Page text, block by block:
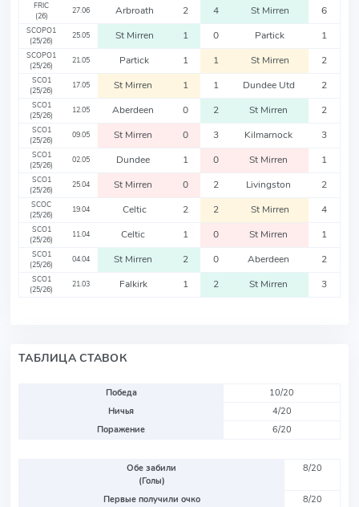
FRIC
(26)
27.06 Arbroath 2 4 St Mirren 6
SCOPO1
(25/26)
25.05 St Mirren 1 0 Partick 1
SCOPO1
(25/26)
21.05 Partick 1 1 St Mirren 2
SCO1
(25/26)
17.05 St Mirren 1 1 Dundee Utd 2
SCO1
(25/26)
12.05 Aberdeen 0 2 St Mirren 2
SCO1
(25/26)
09.05 St Mirren 0 3 Kilmarnock 3
SCO1
(25/26)
02.05 Dundee 1 0 St Mirren 1
SCO1
(25/26)
25.04 St Mirren 0 2 Livingston 2
SCOC
(25/26)
19.04 Celtic 2 2 St Mirren 4
SCO1
(25/26)
11.04 Celtic 1 0 St Mirren 1
SCO1
(25/26)
04.04 St Mirren 2 0 Aberdeen 2
SCO1
(25/26)
21.03 Falkirk 1 2 St Mirren 3
ТАБЛИЦА СТАВОК
Победа
10/20
Ничья
4/20
Поражение
6/20
Обе забили
(Голы)
8/20
Первые получили очко
8/20